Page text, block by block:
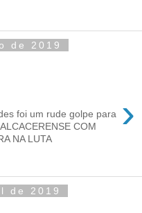
de 2019
›
foi um rude golpe para
COM
NA LUTA
de 2019